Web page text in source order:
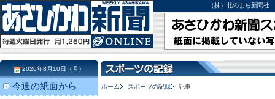
（株）北のまち新聞
ホーム スポーツの記録 記事
2026年8月10日（月）
今週の紙面から